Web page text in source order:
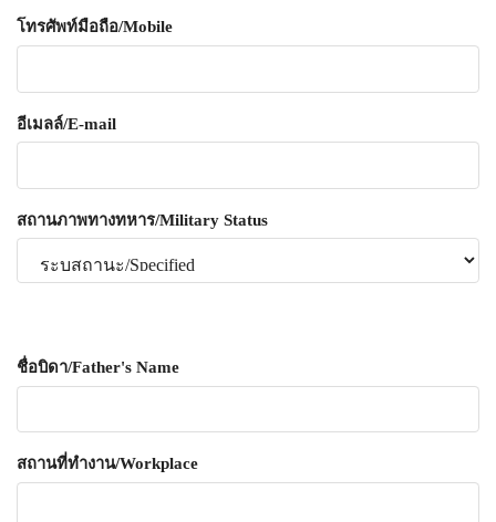
โทรศัพท์มือถือ/Mobile
อีเมลล์/E-mail
สถานภาพทางทหาร/Military Status
ชื่อบิดา/Father's Name
สถานที่ทำงาน/Workplace